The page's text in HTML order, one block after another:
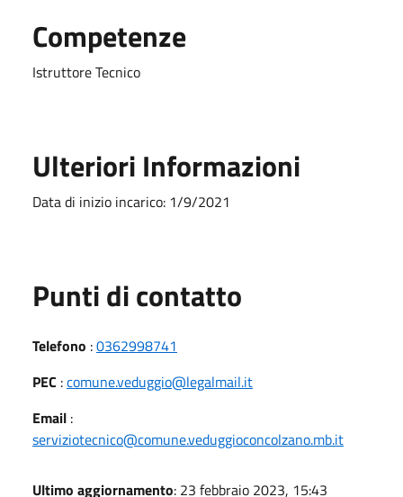
Competenze
Istruttore Tecnico
Ulteriori Informazioni
Data di inizio incarico: 1/9/2021
Punti di contatto
Telefono :0362998741
PEC :comune.veduggio@legalmail.it
Email :
serviziotecnico@comune.veduggioconcolzano.mb.it
Ultimo aggiornamento: 23 febbraio 2023, 15:43